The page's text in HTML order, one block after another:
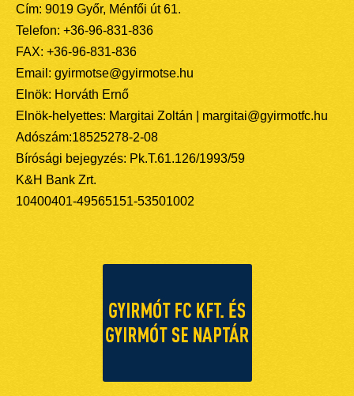
Cím: 9019 Győr, Ménfői út 61.
Telefon: +36-96-831-836
FAX: +36-96-831-836
Email: gyirmotse@gyirmotse.hu
Elnök: Horváth Ernő
Elnök-helyettes: Margitai Zoltán | margitai@gyirmotfc.hu
Adószám:18525278-2-08
Bírósági bejegyzés: Pk.T.61.126/1993/59
K&H Bank Zrt.
10400401-49565151-53501002